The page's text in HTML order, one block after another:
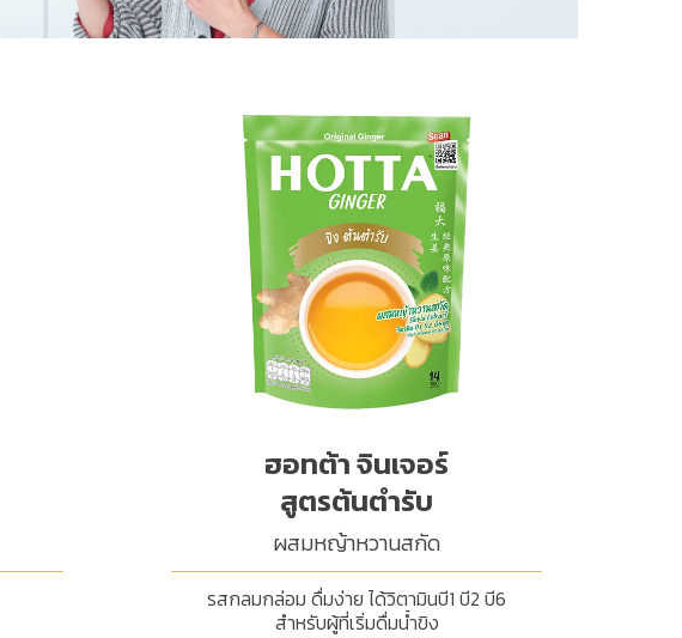
ฮอทต้า จินเจอร์
สูตรต้นตำรับ
ผสมหญ้าหวานสกัด
รสกลมกล่อม ดื่มง่าย ได้วิตามินบี1 บี2 บี6
สำหรับผู้ที่เริ่มดื่มน้ำขิง